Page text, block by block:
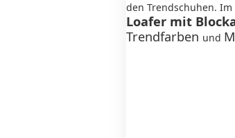
den Trendschuhen.
Loafer mit
Trendfarben und